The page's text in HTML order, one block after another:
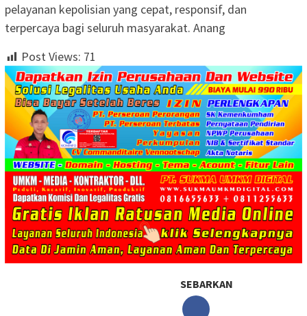
pelayanan kepolisian yang cepat, responsif, dan
terpercaya bagi seluruh masyarakat. Anang
Post Views: 71
SEBARKAN